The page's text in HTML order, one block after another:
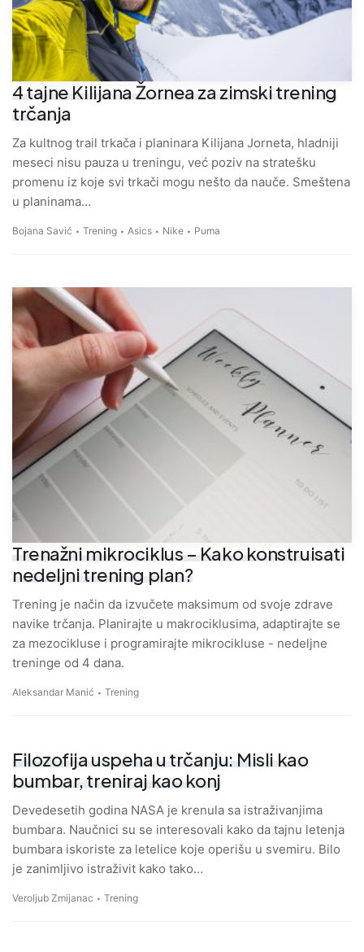
4 tajne Kilijana Žornea za zimski trening
trčanja
Za kultnog trail trkača i planinara Kilijana Jorneta, hladniji
meseci nisu pauza u treningu, već poziv na stratešku
promenu iz koje svi trkači mogu nešto da nauče. Smeštena
u planinama…
Bojana Savić Trening Asics Nike Puma
Trenažni mikrociklus – Kako konstruisati
nedeljni trening plan?
Trening je način da izvučete maksimum od svoje zdrave
navike trčanja. Planirajte u makrociklusima, adaptirajte se
za mezocikluse i programirajte mikrocikluse - nedeljne
treninge od 4 dana.
Aleksandar Manić Trening
Filozofija uspeha u trčanju: Misli kao
bumbar, treniraj kao konj
Devedesetih godina NASA je krenula sa istraživanjima
bumbara. Naučnici su se interesovali kako da tajnu letenja
bumbara iskoriste za letelice koje operišu u svemiru. Bilo
je zanimljivo istraživit kako tako…
Veroljub Zmijanac Trening